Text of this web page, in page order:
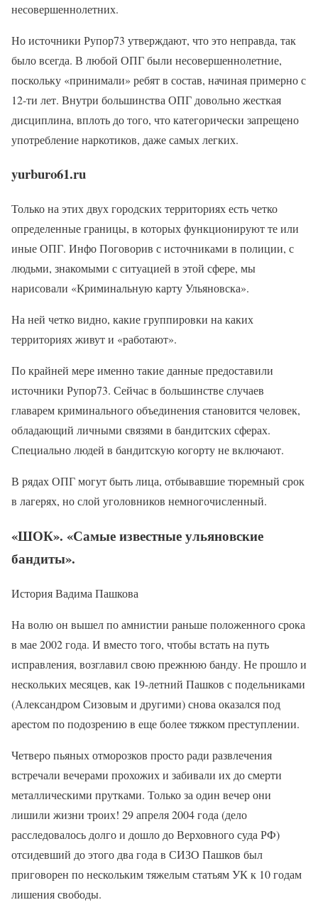
несовершеннолетних.
Но источники Рупор73 утверждают, что это неправда, так
было всегда. В любой ОПГ были несовершеннолетние,
поскольку «принимали» ребят в состав, начиная примерно с
12-ти лет. Внутри большинства ОПГ довольно жесткая
дисциплина, вплоть до того, что категорически запрещено
употребление наркотиков, даже самых легких.
yurburo61.ru
Только на этих двух городских территориях есть четко
определенные границы, в которых функционируют те или
иные ОПГ. Инфо Поговорив с источниками в полиции, с
людьми, знакомыми с ситуацией в этой сфере, мы
нарисовали «Криминальную карту Ульяновска».
На ней четко видно, какие группировки на каких
территориях живут и «работают».
По крайней мере именно такие данные предоставили
источники Рупор73. Сейчас в большинстве случаев
главарем криминального объединения становится человек,
обладающий личными связями в бандитских сферах.
Специально людей в бандитскую когорту не включают.
В рядах ОПГ могут быть лица, отбывавшие тюремный срок
в лагерях, но слой уголовников немногочисленный.
«ШОК». «Самые известные ульяновские
бандиты».
История Вадима Пашкова
На волю он вышел по амнистии раньше положенного срока
в мае 2002 года. И вместо того, чтобы встать на путь
исправления, возглавил свою прежнюю банду. Не прошло и
нескольких месяцев, как 19-летний Пашков с подельниками
(Александром Сизовым и другими) снова оказался под
арестом по подозрению в еще более тяжком преступлении.
Четверо пьяных отморозков просто ради развлечения
встречали вечерами прохожих и забивали их до смерти
металлическими прутками. Только за один вечер они
лишили жизни троих! 29 апреля 2004 года (дело
расследовалось долго и дошло до Верховного суда РФ)
отсидевший до этого два года в СИЗО Пашков был
приговорен по нескольким тяжелым статьям УК к 10 годам
лишения свободы.